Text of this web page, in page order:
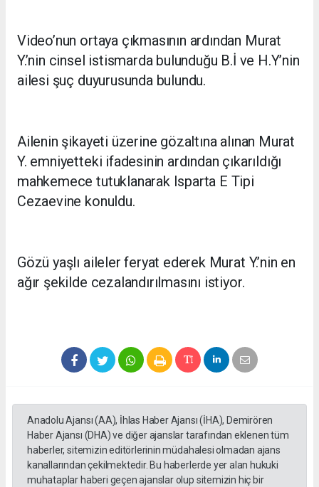
Video’nun ortaya çıkmasının ardından Murat
Y.’nin cinsel istismarda bulunduğu B.İ ve H.Y’nin
ailesi şuç duyurusunda bulundu.
Ailenin şikayeti üzerine gözaltına alınan Murat
Y. emniyetteki ifadesinin ardından çıkarıldığı
mahkemece tutuklanarak Isparta E Tipi
Cezaevine konuldu.
Gözü yaşlı aileler feryat ederek Murat Y.’nin en
ağır şekilde cezalandırılmasını istiyor.
Anadolu Ajansı (AA), İhlas Haber Ajansı (İHA), Demirören
Haber Ajansı (DHA) ve diğer ajanslar tarafından eklenen tüm
haberler, sitemizin editörlerinin müdahalesi olmadan ajans
kanallarından çekilmektedir. Bu haberlerde yer alan hukuki
muhataplar haberi geçen ajanslar olup sitemizin hiç bir